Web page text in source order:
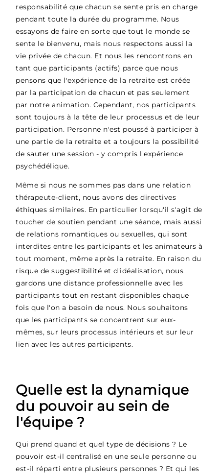
responsabilité que chacun se sente pris en charge
pendant toute la durée du programme. Nous
essayons de faire en sorte que tout le monde se
sente le bienvenu, mais nous respectons aussi la
vie privée de chacun. Et nous les rencontrons en
tant que participants (actifs) parce que nous
pensons que l'expérience de la retraite est créée
par la participation de chacun et pas seulement
par notre animation. Cependant, nos participants
sont toujours à la tête de leur processus et de leur
participation. Personne n'est poussé à participer à
une partie de la retraite et a toujours la possibilité
de sauter une session - y compris l'expérience
psychédélique.
Même si nous ne sommes pas dans une relation
thérapeute-client, nous avons des directives
éthiques similaires. En particulier lorsqu'il s'agit de
toucher de soutien pendant une séance, mais aussi
de relations romantiques ou sexuelles, qui sont
interdites entre les participants et les animateurs à
tout moment, même après la retraite. En raison du
risque de suggestibilité et d'idéalisation, nous
gardons une distance professionnelle avec les
participants tout en restant disponibles chaque
fois que l'on a besoin de nous. Nous souhaitons
que les participants se concentrent sur eux-
mêmes, sur leurs processus intérieurs et sur leur
lien avec les autres participants.
Quelle est la dynamique
du pouvoir au sein de
l'équipe ?
Qui prend quand et quel type de décisions ? Le
pouvoir est-il centralisé en une seule personne ou
est-il réparti entre plusieurs personnes ? Et qui les